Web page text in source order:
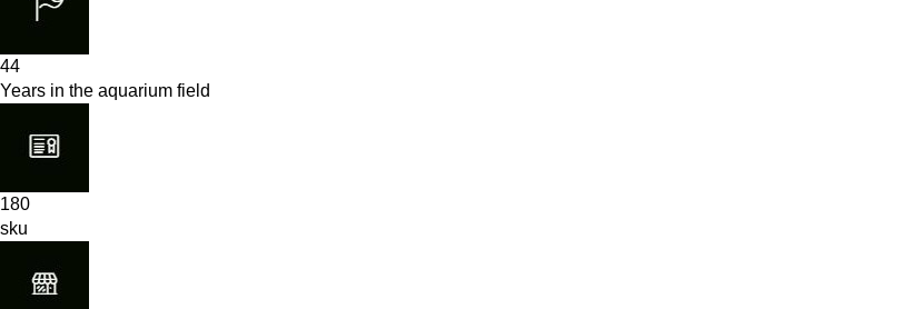
44
Years in the aquarium field
180
sku